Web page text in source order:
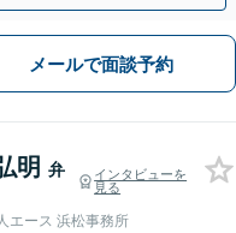
メールで面談予約
明 弁
インタビューを
見る
エース 浜松事務所